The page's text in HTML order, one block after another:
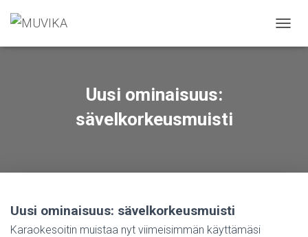
A
Uusi ominaisuus:
sävelkorkeusmuisti
Uusi ominaisuus: sävelkorkeusmuisti
Karaokesoitin muistaa nyt viimeisimmän käyttämäsi